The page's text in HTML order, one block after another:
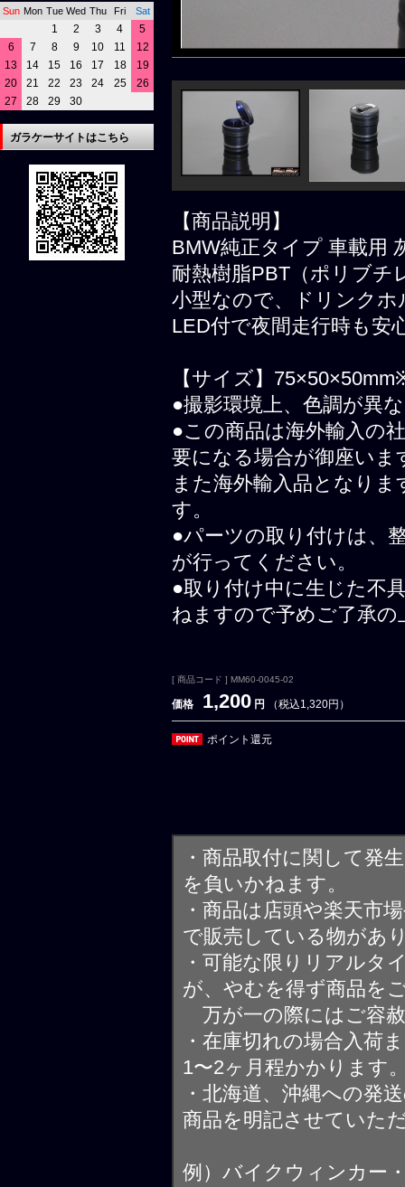
【商品説明】
BMW純正タイプ 車載用
耐熱樹脂PBT（ポリブチ
小型なので、ドリンクホ
LED付で夜間走行時も安
【サイズ】
●撮影環境上、色調が異
●この商品は海外輸入の
要になる場合が御座いま
また海外輸入品となり
す。
●パーツの取り付けは、
が行ってください。
●取り付け中に生じた不
ねますので予めご了承
[ 商品コード ] MM60-0045-02
価格 1,200 円 （税込1,320円）
ポイント還元
・商品取付に関して発
を負いかねます。
・商品は店頭や楽天市
で販売している物があ
・可能な限りリアルタ
が、やむを得ず商品を
万が一の際にはご容
・在庫切れの場合入荷
1〜2ヶ月程かかります
・北海道、沖縄への発
商品を明記させていた
例）バイクウィンカー
Sun Mon Tue Wed Thu Fri Sat
1 2 3 4
5
6
7 8 9 10 11
12
13
14 15 16 17 18
19
20
21 22 23 24 25
26
27
28 29 30
ガラケーサイトはこちら